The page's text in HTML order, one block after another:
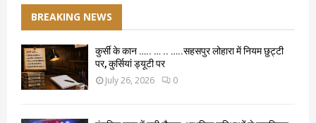
BREAKING NEWS
कुर्सी के कान ….. … .. …..सहसपुर लोहारा में नियम छुट्टी
पर, कुर्सियां ड्यूटी पर
July 26, 2026 0